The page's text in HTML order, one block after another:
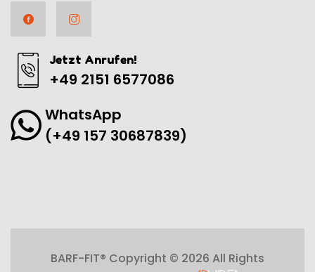
Jetzt Anrufen!
+49 2151 6577086
WhatsApp
(+49 157 30687839)
BARF-FIT® Copyright © 2026 All Rights